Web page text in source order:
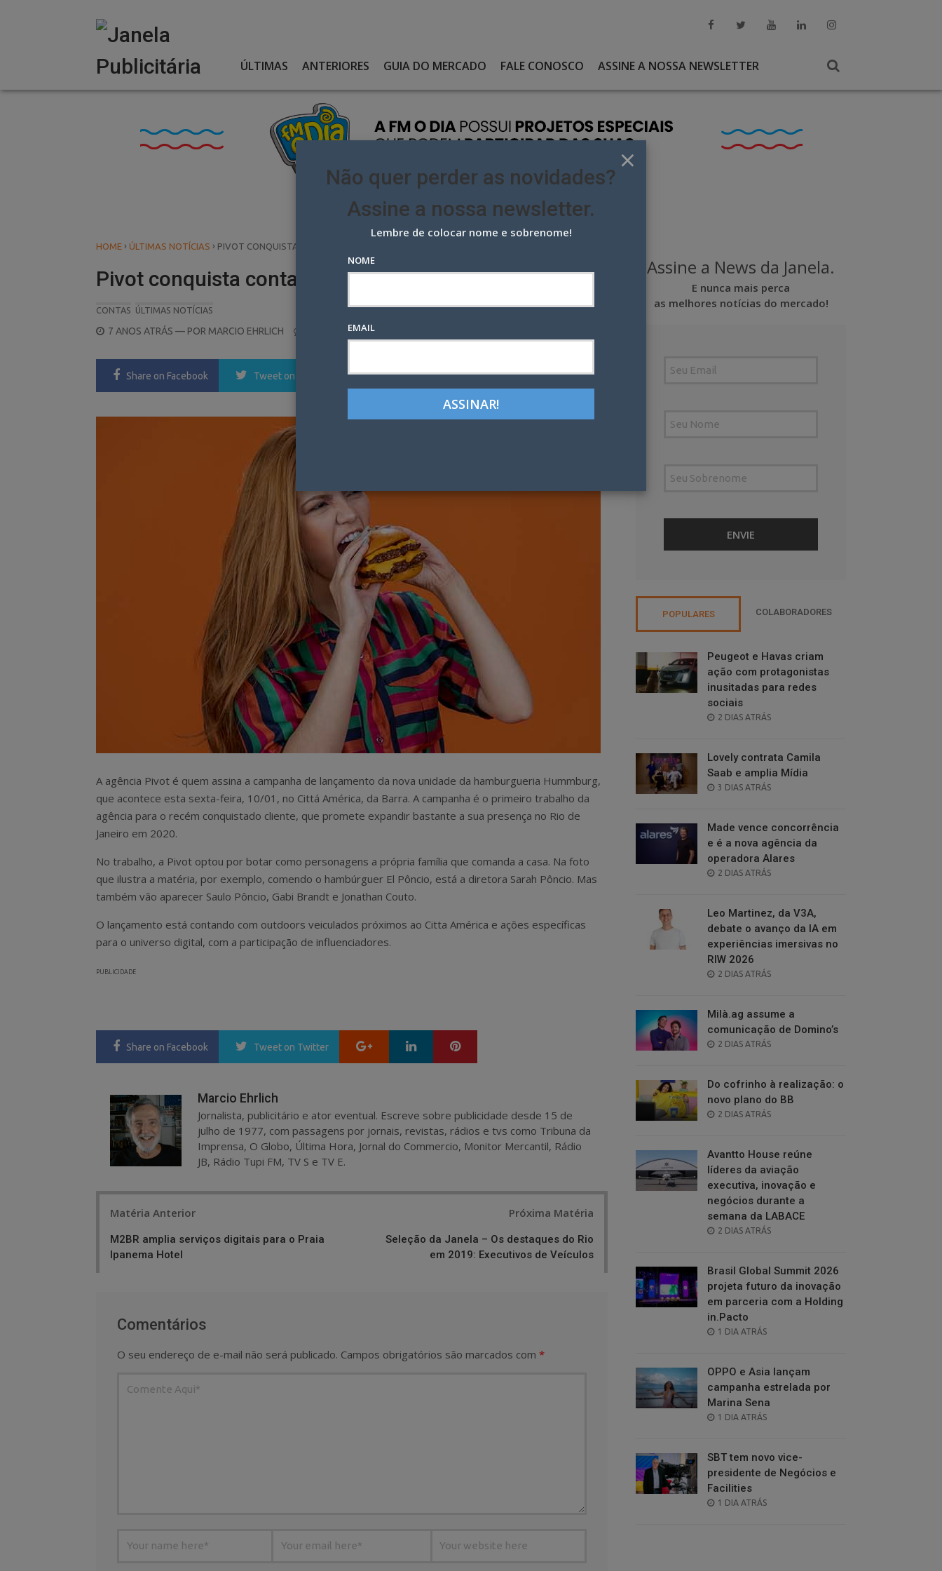
ÚLTIMAS ANTERIORES GUIA DO MERCADO FALE CONOSCO ASSINE A NOSSA NEWSLETTER
HOME › ÚLTIMAS NOTÍCIAS › PIVOT CONQUISTA CONTA DA HAMBURGUERIA HUMMBURG
Pivot conquista conta da hamburgueria Hummburg
CONTAS ÚLTIMAS NOTÍCIAS
POSTED
7 ANOS ATRÁS — POR MARCIO EHRLICH
Share on Facebook Tweet on Twitter Google+ LinkedIn Pinterest
A agência Pivot é quem assina a campanha de lançamento da nova unidade da hamburgueria Hummburg,
que acontece esta sexta-feira, 10/01, no Cittá América, da Barra. A campanha é o primeiro trabalho da
agência para o recém conquistado cliente, que promete expandir bastante a sua presença no Rio de
Janeiro em 2020.
No trabalho, a Pivot optou por botar como personagens a própria família que comanda a casa. Na foto
que ilustra a matéria, por exemplo, comendo o hambúrguer El Pôncio, está a diretora Sarah Pôncio. Mas
também vão aparecer Saulo Pôncio, Gabi Brandt e Jonathan Couto.
O lançamento está contando com outdoors veiculados próximos ao Citta América e ações específicas
para o universo digital, com a participação de influenciadores.
PUBLICIDADE
Share on Facebook Tweet on Twitter Google+ LinkedIn
Marcio Ehrlich
Jornalista, publicitário e ator eventual. Escreve sobre publicidade desde 15 de
julho de 1977, com passagens por jornais, revistas, rádios e tvs como Tribuna da
Imprensa, O Globo, Última Hora, Jornal do Commercio, Monitor Mercantil, Rádio
JB, Rádio Tupi FM, TV S e TV E.
Matéria Anterior
M2BR amplia serviços digitais para o Praia
Ipanema Hotel
Próxima Matéria
Seleção da Janela – Os destaques do Rio
em 2019: Executivos de Veículos
Comentários
O seu endereço de e-mail não será publicado. Campos obrigatórios são marcados com *
Assine a News da Janela.
E nunca mais perca
as melhores notícias do mercado!
POPULARES COLABORADORES
Peugeot e Havas criam
ação com protagonistas
inusitadas para redes
sociais
POSTED
2 DIAS ATRÁS
Lovely contrata Camila
Saab e amplia Mídia
POSTED
3 DIAS ATRÁS
Made vence concorrência
e é a nova agência da
operadora Alares
POSTED
2 DIAS ATRÁS
Leo Martinez, da V3A,
debate o avanço da IA em
experiências imersivas no
RIW 2026
POSTED
2 DIAS ATRÁS
Milà.ag assume a
comunicação de Domino’s
POSTED
2 DIAS ATRÁS
Do cofrinho à realização: o
novo plano do BB
POSTED
2 DIAS ATRÁS
Avantto House reúne
líderes da aviação
executiva, inovação e
negócios durante a
semana da LABACE
POSTED
2 DIAS ATRÁS
Brasil Global Summit 2026
projeta futuro da inovação
em parceria com a Holding
in.Pacto
POSTED
1 DIA ATRÁS
OPPO e Asia lançam
campanha estrelada por
Marina Sena
POSTED
1 DIA ATRÁS
SBT tem novo vice-
presidente de Negócios e
Facilities
POSTED
1 DIA ATRÁS
×
Não quer perder as novidades?
Assine a nossa newsletter.
Lembre de colocar nome e sobrenome!
NOME
EMAIL